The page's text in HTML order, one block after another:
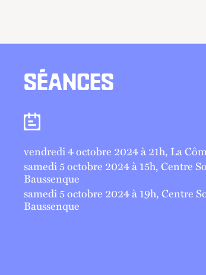
SÉANCES
Séances
vendredi 4 octobre 2024 à 21h, La
samedi 5 octobre 2024 à 15h, Centre
Baussenque
samedi 5 octobre 2024 à 19h, Centre
Baussenque